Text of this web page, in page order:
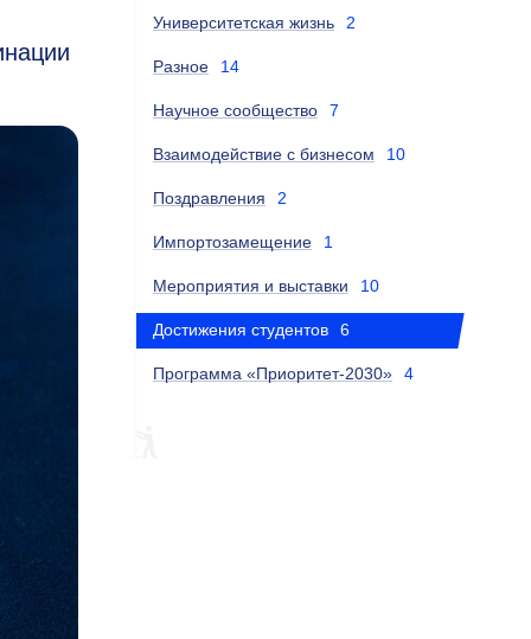
Университетская жизнь 2
Разное 14
Научное сообщество 7
Взаимодействие с бизнесом 10
Поздравления 2
Импортозамещение 1
Мероприятия и выставки 10
Достижения студентов 6
Программа «Приоритет-2030» 4